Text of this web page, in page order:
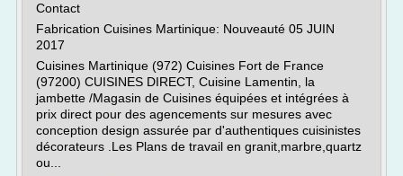
Contact
Fabrication Cuisines Martinique: Nouveauté 05 JUIN
2017
Cuisines Martinique (972) Cuisines Fort de France
(97200) CUISINES DIRECT, Cuisine Lamentin, la
jambette /Magasin de Cuisines équipées et intégrées à
prix direct pour des agencements sur mesures avec
conception design assurée par d'authentiques cuisinistes
décorateurs .Les Plans de travail en granit,marbre,quartz
ou...